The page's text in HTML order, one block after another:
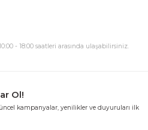
- 18:00 saatleri arasında ulaşabilirsiniz.
Ol!
kampanyalar, yenilikler ve duyuruları ilk